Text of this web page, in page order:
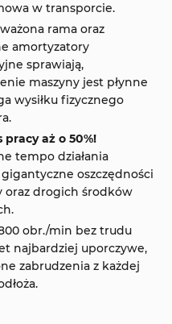
w transporcie.
rama oraz
amortyzatory
sprawiają,
maszyny jest płynne
wysiłku fizycznego
pracy aż o 50%!
tempo działania
oszczędności
oraz drogich środków
obr./min bez trudu
najbardziej uporczywe,
zabrudzenia z każdej